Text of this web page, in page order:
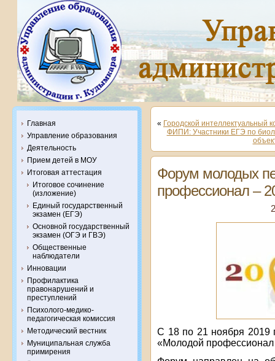
Главная
Управление образования
Деятельность
Прием детей в МОУ
Итоговая аттестация
Итоговое сочинение
(изложение)
Единый государственный
экзамен (ЕГЭ)
Основной государственный
экзамен (ОГЭ и ГВЭ)
Общественные
наблюдатели
Инновации
Профилактика
правонарушений и
преступлений
Психолого-медико-
педагогическая комиссия
Методический вестник
Муниципальная служба
примирения
« Городской интеллектуальный
ФИПИ: Участники ЕГЭ по
Форум молодых
профессионал –
С 18 по 21 ноября 2019
«Молодой профессионал